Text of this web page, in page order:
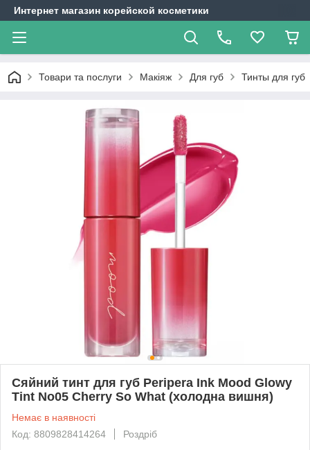
Интернет магазин корейской косметики
Товари та послуги Макіяж Для губ Тинты для губ
Сяйний тинт для губ Peripera Ink Mood Glowy
Tint No05 Cherry So What (холодна вишня)
Немає в наявності
Код: 8809828414264
Роздріб